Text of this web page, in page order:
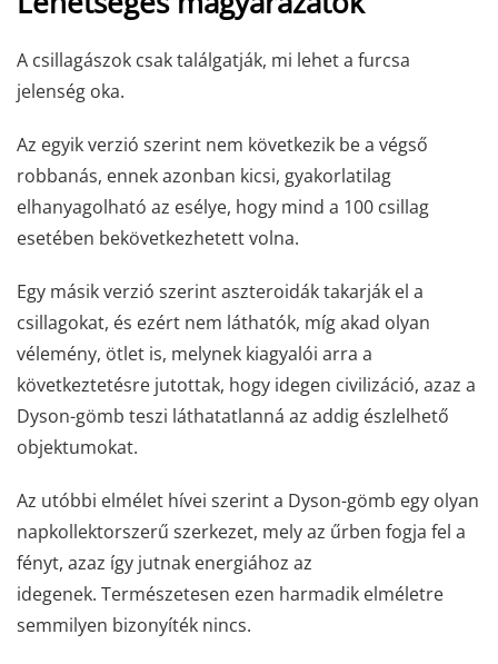
A csillagászok csak találgatják, mi lehet a furcsa
jelenség oka.
Az egyik verzió szerint nem következik be a végső
robbanás, ennek azonban kicsi, gyakorlatilag
elhanyagolható az esélye, hogy mind a 100 csillag
esetében bekövetkezhetett volna.
Egy másik verzió szerint aszteroidák takarják el a
csillagokat, és ezért nem láthatók, míg akad olyan
vélemény, ötlet is, melynek kiagyalói arra a
következtetésre jutottak, hogy idegen civilizáció, azaz a
Dyson-gömb teszi láthatatlanná az addig észlelhető
objektumokat.
Az utóbbi elmélet hívei szerint a Dyson-gömb egy olyan
napkollektorszerű szerkezet, mely az űrben fogja fel a
fényt, azaz így jutnak energiához az
idegenek. Természetesen ezen harmadik elméletre
semmilyen bizonyíték nincs.